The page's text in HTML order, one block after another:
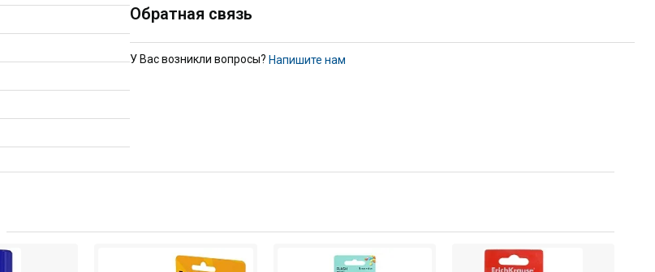
Обратная связь
У Вас возникли вопросы? Напишите нам